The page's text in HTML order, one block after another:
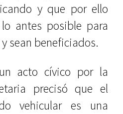
y que por ello
antes posible para
sean beneficiados.
acto cívico por la
precisó que el
vehicular es una